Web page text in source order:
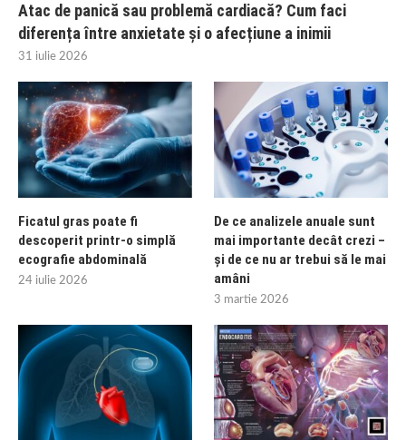
Atac de panică sau problemă cardiacă? Cum faci
diferența între anxietate și o afecțiune a inimii
31 iulie 2026
Ficatul gras poate fi
descoperit printr-o simplă
ecografie abdominală
24 iulie 2026
De ce analizele anuale sunt
mai importante decât crezi –
și de ce nu ar trebui să le mai
amâni
3 martie 2026